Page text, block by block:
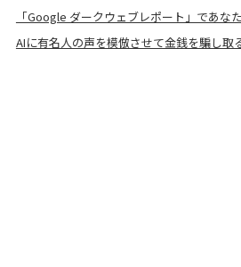
「Google ダークウェブレポート」であな
AIに有名人の声を模倣させて金銭を騙し取